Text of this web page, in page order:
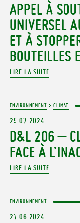
APPEL À
UNIVERSEL
ET À
BOUTEILLES
LIRE LA SUITE
ENVIRONNEMENT > CLIMAT
29.07.2024
D&L 206 –
FACE À
LIRE LA SUITE
ENVIRONNEMENT
27.06.2024